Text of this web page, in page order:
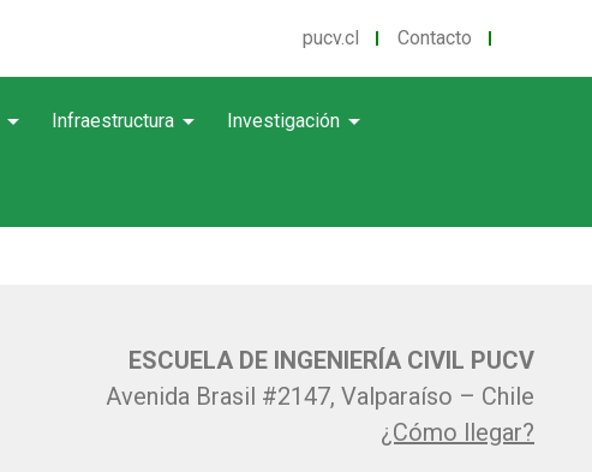
pucv.cl Contacto
arrow_drop_down Infraestructura arrow_drop_down Investigación arrow_drop_down
ESCUELA DE INGENIERÍA CIVIL PUCV
Avenida Brasil #2147, Valparaíso – Chile
¿Cómo llegar?